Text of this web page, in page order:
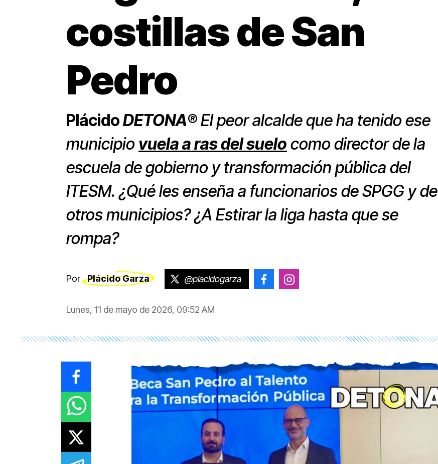
costillas de San
Pedro
PlácidoDETONA®El peor alcalde que ha tenido ese
municipio vuela a ras del suelo como director de la
escuela de gobierno y transformación pública del
ITESM. ¿Qué les enseña a funcionarios de SPGG y de
otros municipios? ¿A Estirar la liga hasta que se
rompa?
Por Plácido Garza @placidogarza @placido.garza
Lunes, 11 de mayo de 2026, 09:52 AM